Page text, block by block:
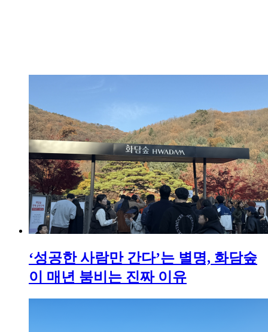
‘성공한 사람만 간다’는 별명, 화담숲
이 매년 붐비는 진짜 이유